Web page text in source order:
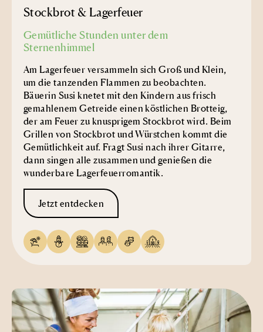
Stockbrot & Lagerfeuer
Gemütliche Stunden unter dem
Sternenhimmel
Am Lagerfeuer versammeln sich Groß und Klein,
um die tanzenden Flammen zu beobachten.
Bäuerin Susi knetet mit den Kindern aus frisch
gemahlenem Getreide einen köstlichen Brotteig,
der am Feuer zu knusprigem Stockbrot wird. Beim
Grillen von Stockbrot und Würstchen kommt die
Gemütlichkeit auf. Fragt Susi nach ihrer Gitarre,
dann singen alle zusammen und genießen die
wunderbare Lagerfeuerromantik.
Jetzt entdecken